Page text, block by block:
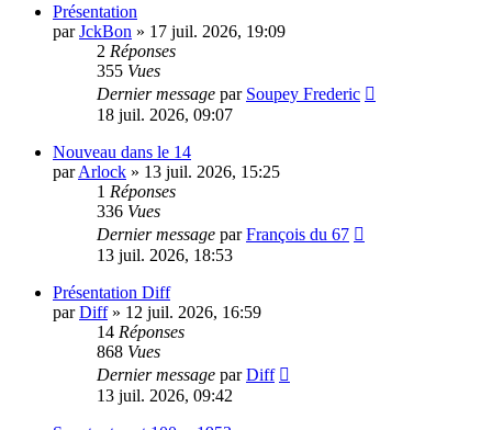
Présentation
parJckBon » 17 juil. 2026, 19:09
2 Réponses
355 Vues
Dernier message par Soupey Frederic
18 juil. 2026, 09:07
Nouveau dans le 14
parArlock » 13 juil. 2026, 15:25
1 Réponses
336 Vues
Dernier message parFrançois du 67
13 juil. 2026, 18:53
Présentation Diff
parDiff» 12 juil. 2026, 16:59
14 Réponses
868 Vues
Dernier message parDiff
13 juil. 2026, 09:42